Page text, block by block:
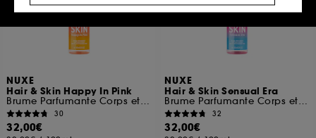
NUXE
Hair & Skin Happy In Pink
Brume Parfumante Corps et Cheveux
30
32,00€
NUXE
Hair & Skin Sensual Era
Brume Parfumante Corps et Cheveux
32
32,00€
votre profil.
Cookies réseaux sociaux et publicité : ils sont
utilisés pour vous présenter du contenu susceptible
sites tiers et sur les réseaux sociaux, sur la base
des pages que vous avez consultées, de votre
navigation, et de l'historique de vos interactions.
Cookies de mesure d’audience :ils nous